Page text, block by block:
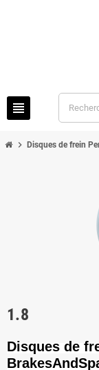
view_headline
chevron_right Disques de frein
1.8
Disques de